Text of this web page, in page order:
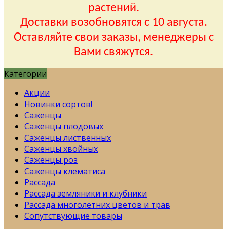
растений.
Доставки возобновятся с 10 августа.
Оставляйте свои заказы, менеджеры с
Вами свяжутся.
Категории
Акции
Новинки сортов!
Саженцы
Саженцы плодовых
Саженцы лиственных
Саженцы хвойных
Саженцы роз
Саженцы клематиса
Рассада
Рассада земляники и клубники
Рассада многолетних цветов и трав
Сопутствующие товары